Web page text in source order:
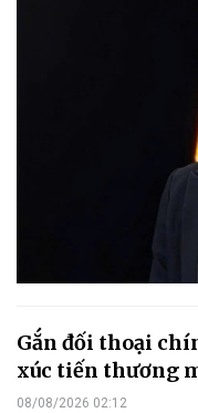
Gắn đối thoại
xúc tiến thương
08/08/2026 02:12